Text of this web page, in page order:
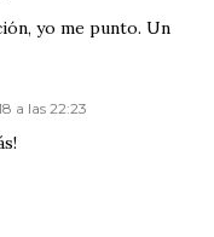
yo me punto. Un
a las 22:23